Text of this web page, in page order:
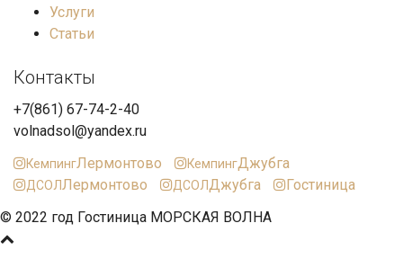
Услуги
Статьи
Контакты
+7(861) 67-74-2-40
volnadsol@yandex.ru
КемпингЛермонтово КемпингДжубга
ДСОЛЛермонтово ДСОЛДжубга
Гостиница
© 2022 год Гостиница МОРСКАЯ ВОЛНА